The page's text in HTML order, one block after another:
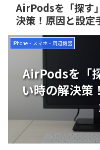
AirPodsを「探す
決策！原因と設定
AirPodsを「
い時の解決策
iPhone・スマホ・周辺機器